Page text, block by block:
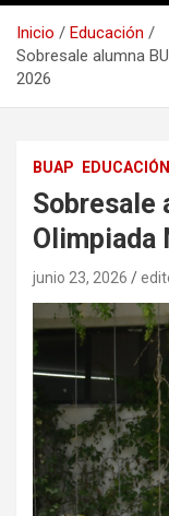
Inicio
Educación
Sobresale alumna
2026
BUAP EDUCACIÓN
Sobresale
Olimpiada
junio 23, 2026